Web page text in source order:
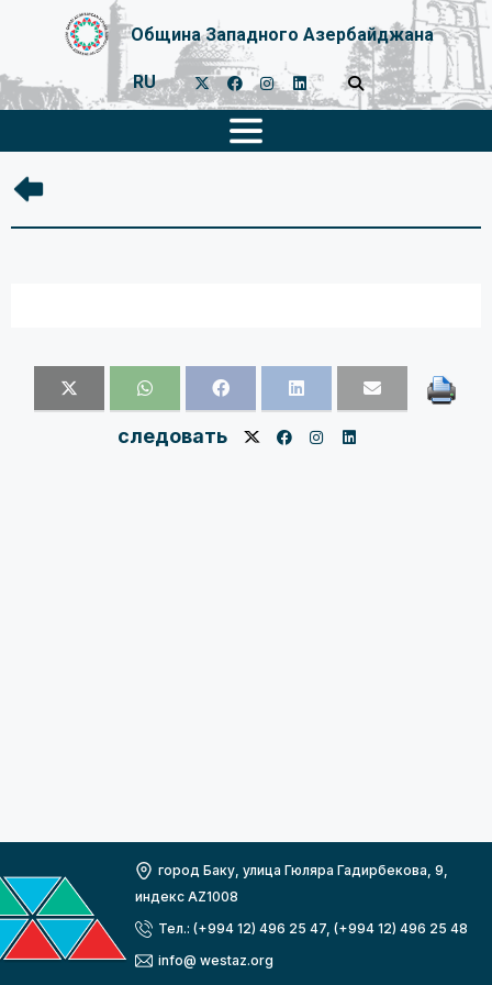
Община Западного Азербайджана
RU
следовать
город Баку, улица Гюляра Гадирбекова, 9,
индекс AZ1008
Тел.: (+994 12) 496 25 47, (+994 12) 496 25 48
info@ westaz.org